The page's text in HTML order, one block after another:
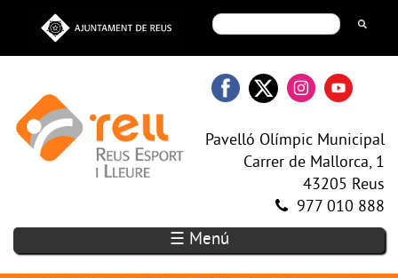
Pavelló Olímpic Municipal
Carrer de Mallorca, 1
43205 Reus
977 010 888
☰ Menú